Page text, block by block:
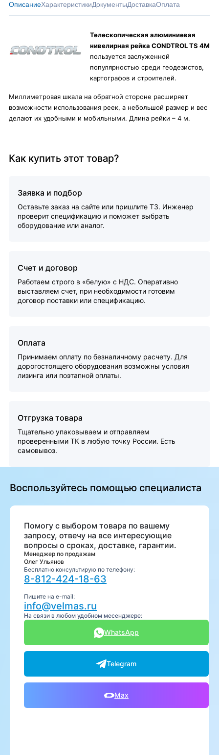
ОписаниеХарактеристикиДокументыДоставкаОплата
Телескопическая алюминиевая
нивелирная рейка CONDTROL TS 4M
пользуется заслуженной
популярностью среди геодезистов,
картографов и строителей.
Миллиметровая шкала на обратной стороне расширяет
возможности использования реек, а небольшой размер и вес
делают их удобными и мобильными. Длина рейки – 4 м.
Как купить этот товар?
Заявка и подбор
Оставьте заказ на сайте или пришлите ТЗ. Инженер
проверит спецификацию и поможет выбрать
оборудование или аналог.
Счет и договор
Работаем строго в «белую» с НДС. Оперативно
выставляем счет, при необходимости готовим
договор поставки или спецификацию.
Оплата
Принимаем оплату по безналичному расчету. Для
дорогостоящего оборудования возможны условия
лизинга или поэтапной оплаты.
Отгрузка товара
Тщательно упаковываем и отправляем
проверенными ТК в любую точку России. Есть
самовывоз.
Воспользуйтесь помощью специалиста
Помогу с выбором товара по вашему
запросу, отвечу на все интересующие
вопросы о сроках, доставке, гарантии.
Менеджер по продажам
Олег Ульянов
Бесплатно консультирую по телефону:
8-812-424-18-63
Пишите на e-mail:
info@velmas.ru
На связи в любом удобном месенджере:
WhatsApp
Telegram
Max